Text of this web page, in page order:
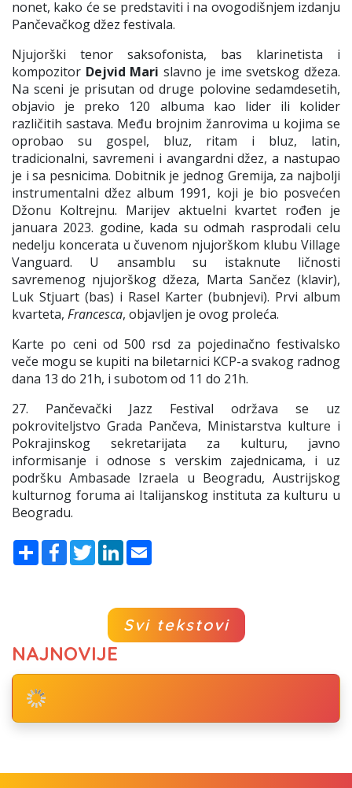
nonet, kako će se predstaviti i na ovogodišnjem izdanju
Pančevačkog džez festivala.
Njujorški tenor saksofonista, bas klarinetista i
kompozitor Dejvid Mari slavno je ime svetskog džeza.
Na sceni je prisutan od druge polovine sedamdesetih,
objavio je preko 120 albuma kao lider ili kolider
različitih sastava. Među brojnim žanrovima u kojima se
oprobao su gospel, bluz, ritam i bluz, latin,
tradicionalni, savremeni i avangardni džez, a nastupao
je i sa pesnicima. Dobitnik je jednog Gremija, za najbolji
instrumentalni džez album 1991, koji je bio posvećen
Džonu Koltrejnu. Marijev aktuelni kvartet rođen je
januara 2023. godine, kada su odmah rasprodali celu
nedelju koncerata u čuvenom njujorškom klubu Village
Vanguard. U ansamblu su istaknute ličnosti
savremenog njujorškog džeza, Marta Sančez (klavir),
Luk Stjuart (bas) i Rasel Karter (bubnjevi). Prvi album
kvarteta, Francesca, objavljen je ovog proleća.
Karte po ceni od 500 rsd za pojedinačno festivalsko
veče mogu se kupiti na biletarnici KCP-a svakog radnog
dana 13 do 21h, i subotom od 11 do 21h.
27. Pančevački Jazz Festival održava se uz
pokroviteljstvo Grada Pančeva, Ministarstva kulture i
Pokrajinskog sekretarijata za kulturu, javno
informisanje i odnose s verskim zajednicama, i uz
podršku Ambasade Izraela u Beogradu, Austrijskog
kulturnog foruma ai Italijanskog instituta za kulturu u
Beogradu.
ShareFacebook
TwitterLinkedIn
Svi tekstovi
NAJNOVIJE